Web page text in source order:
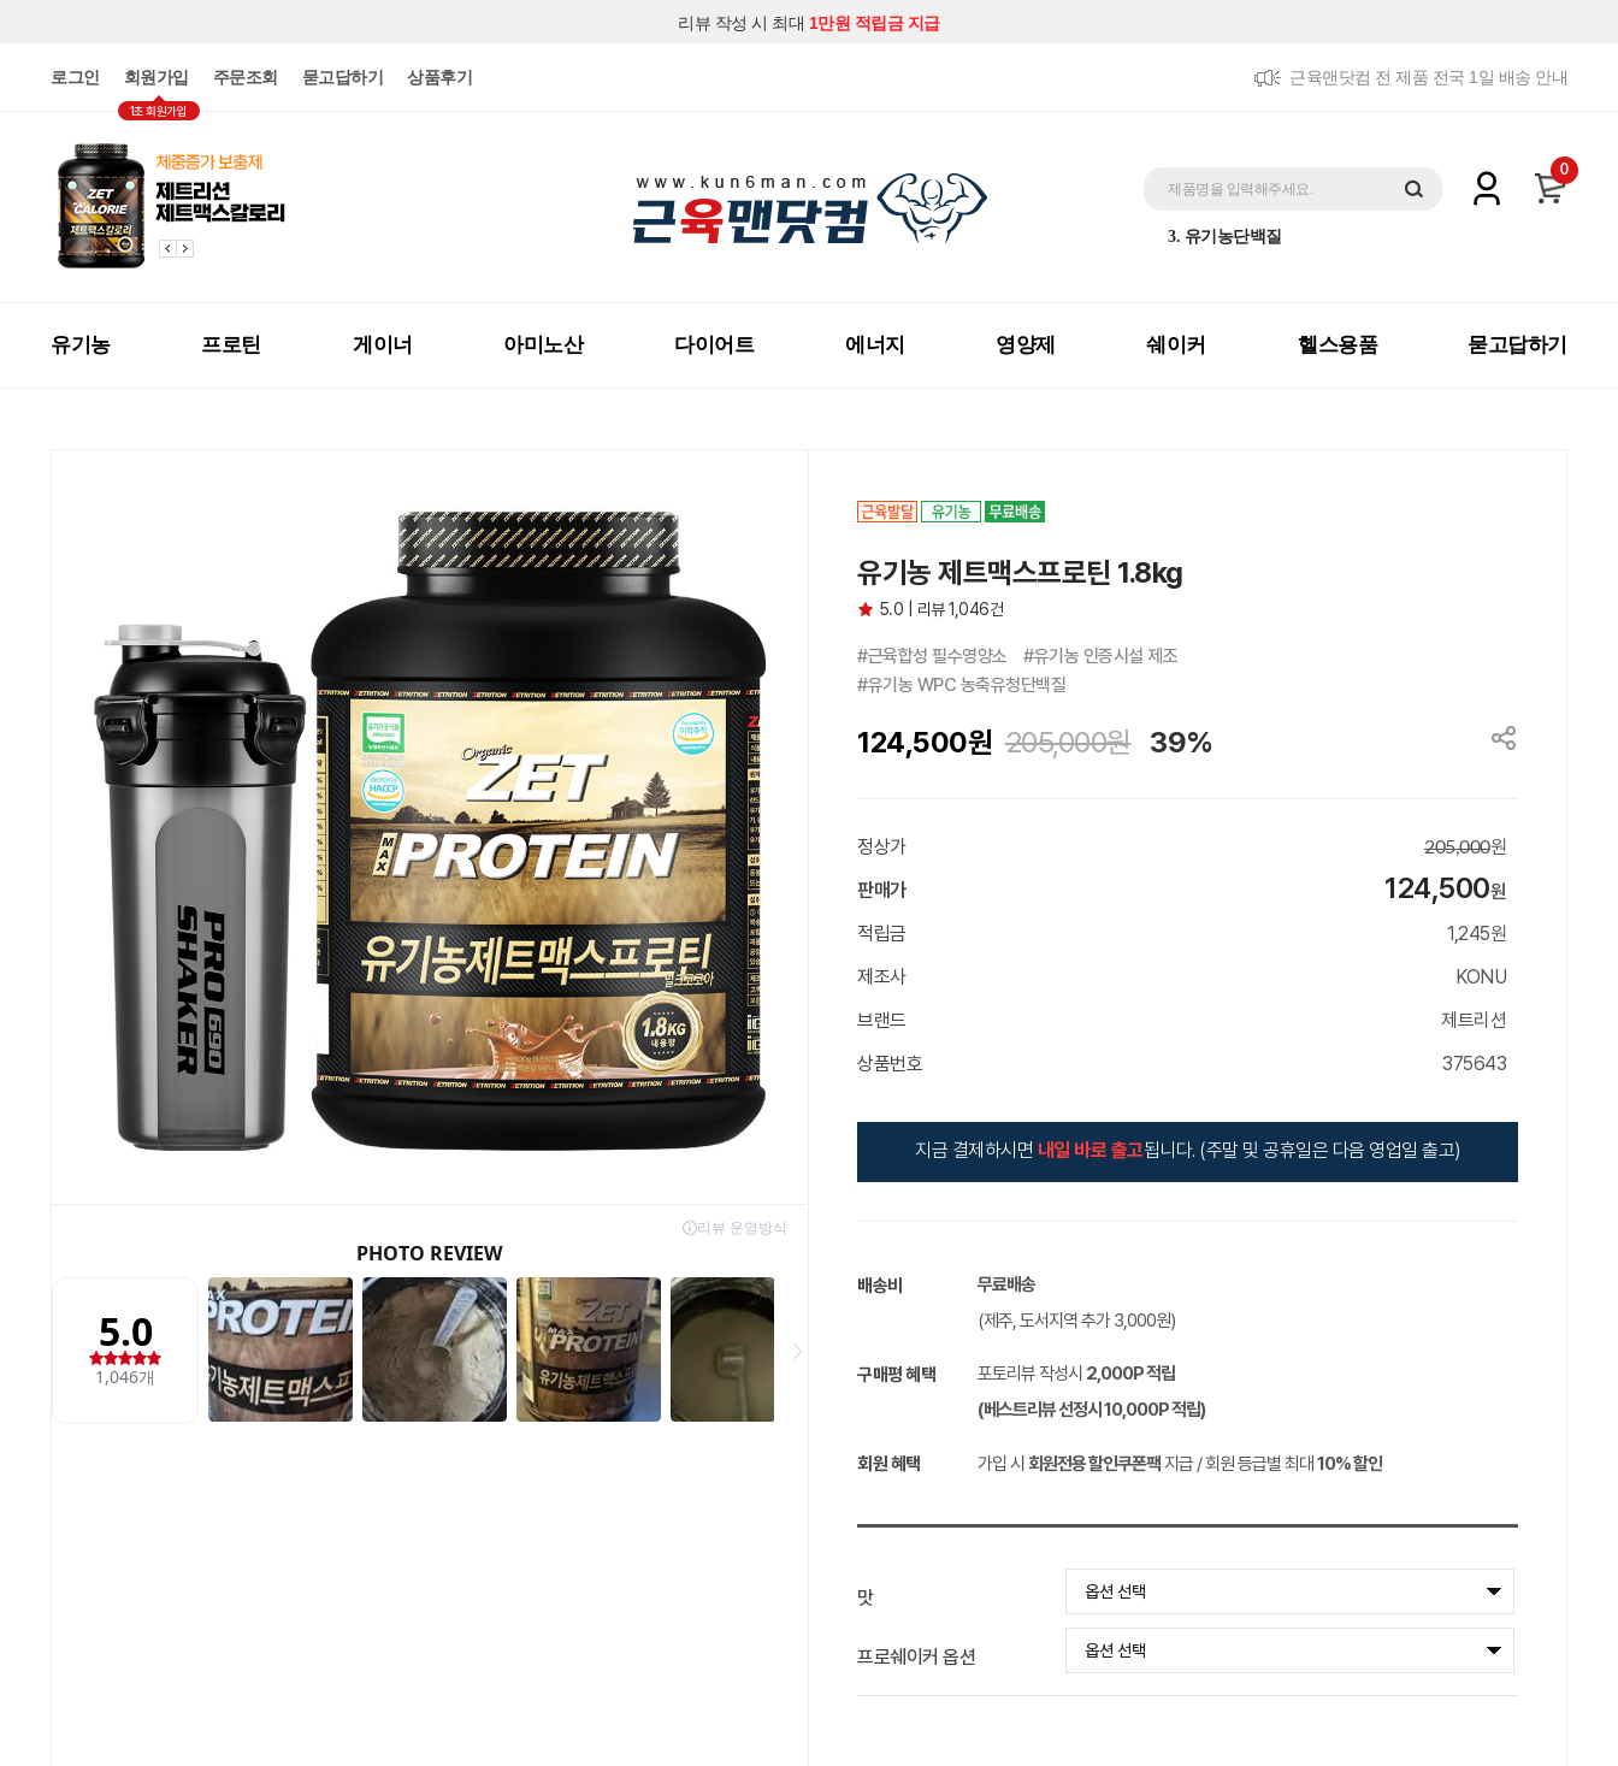
지금 근육맨닷컴 회원가입하시고다양한 할인혜택
로그인 회원가입
1초 회원가입
주문조회 묻고답하기 상품후기 근육맨닷컴 전 제품 전국 1일 배송 안내
제품명을 입력해주세요.
1. 제트맥스게이너
3. 유기농단백질
0
유기농 프로틴 게이너 아미노산 다이어트 에너지 영양제 쉐이커 헬스용품 묻고답하기
유기농 제트맥스프로틴 1.8kg
5.0 | 리뷰 1,046건
#근육합성 필수영양소　#유기농 인증시설 제조
#유기농 WPC 농축유청단백질
124,500원 205,000원 39%
정상가 205,000원
판매가
124,500원
적립금
1,245원
제조사
KONU
브랜드
제트리션
상품번호
375643
지금 결제하시면 내일 바로 출고됩니다. (주말 및 공휴일은 다음 영업일 출고)
배송비
무료배송
(제주, 도서지역 추가3,000원)
구매평 혜택 포토리뷰 작성시 2,000P적립
(베스트리뷰 선정시 10,000P적립)
회원 혜택 가입 시 회원전용 할인쿠폰팩지급 / 회원 등급별 최대 10%할인
맛
프로쉐이커 옵션